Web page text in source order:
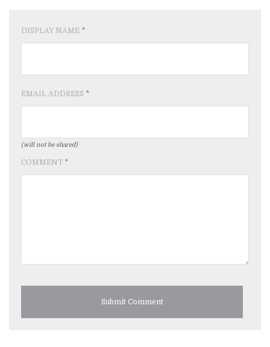
DISPLAY NAME *
EMAIL ADDRESS *
(will not be shared)
COMMENT *